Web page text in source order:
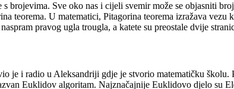
brojevima. Sve oko nas i cijeli svemir može se objasniti
teorema. U matematici, Pitagorina teorema izražava
pravog ugla trougla, a katete su preostale dvije
je i radio u Aleksandriji gdje je stvorio matematičku
Euklidov algoritam. Najznačajnije Euklidovo djelo su